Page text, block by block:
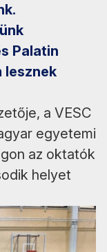
Palatin
lesznek
a VESC
egyetemi
az oktatók
helyet